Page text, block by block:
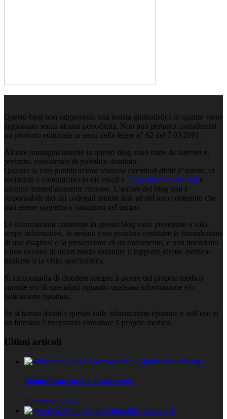
Questo blog non rappresenta una testata giornalistica in quanto viene
aggiornato senza alcuna periodicità. Non può pertanto considerarsi
un prodotto editoriale ai sensi della legge n° 62 del 7.03.2001.
Alcune immagini inserite in questo blog sono tratte da internet e,
pertanto, considerate di pubblico dominio.
Qualora la loro pubblicazione violasse eventuali diritti d’autore, vi
invitiamo a comunicarcelo via email a info@sportiva-mens.it e
saranno immediatamente rimosse. L’autore del blog non è
responsabile dei siti collegati tramite link né del loro contenuto che
può essere soggetto a variazioni nel tempo.
Le informazioni contenute in questo blog sono presentate a solo
scopo informativo, in nessun caso possono costituire la formulazione
di una diagnosi o la prescrizione di un trattamento, e non intendono
e non devono in alcun modo sostituire il rapporto diretto medico-
paziente o la visita specialistica.
Si raccomanda di chiedere sempre il parere del proprio medico
curante e/o di specialisti riguardo qualsiasi informazione e/o
indicazione riportata.
Se si hanno dubbi o quesiti sulle informazioni riportate o sull’uso di
un farmaco è necessario contattare il proprio medico.
Ultimi articoli
Melatonina: cos’è e a cosa serve
9 Febbraio 2026